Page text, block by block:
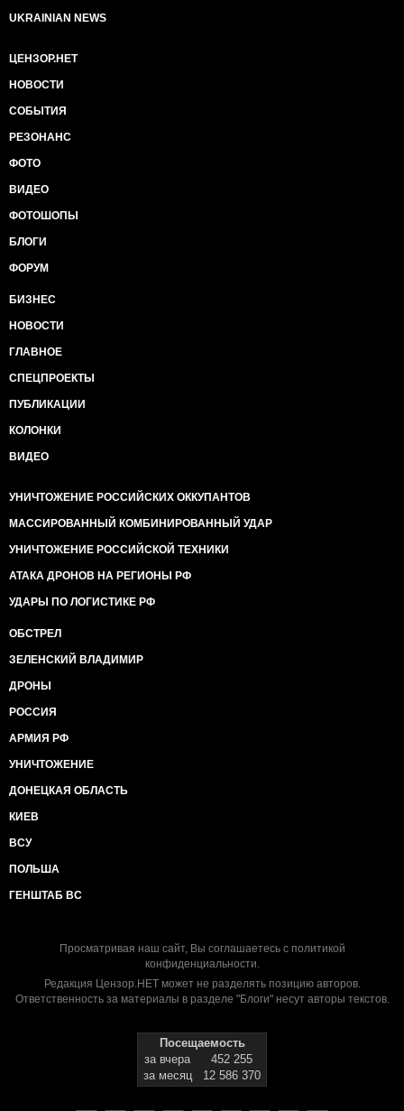
UKRAINIAN NEWS
ЦЕНЗОР.НЕТ
НОВОСТИ
СОБЫТИЯ
РЕЗОНАНС
ФОТО
ВИДЕО
ФОТОШОПЫ
БЛОГИ
ФОРУМ
БИЗНЕС
НОВОСТИ
ГЛАВНОЕ
СПЕЦПРОЕКТЫ
ПУБЛИКАЦИИ
КОЛОНКИ
ВИДЕО
УНИЧТОЖЕНИЕ РОССИЙСКИХ ОККУПАНТОВ
МАССИРОВАННЫЙ КОМБИНИРОВАННЫЙ УДАР
УНИЧТОЖЕНИЕ РОССИЙСКОЙ ТЕХНИКИ
АТАКА ДРОНОВ НА РЕГИОНЫ РФ
УДАРЫ ПО ЛОГИСТИКЕ РФ
ОБСТРЕЛ
ЗЕЛЕНСКИЙ ВЛАДИМИР
ДРОНЫ
РОССИЯ
АРМИЯ РФ
УНИЧТОЖЕНИЕ
ДОНЕЦКАЯ ОБЛАСТЬ
КИЕВ
ВСУ
ПОЛЬША
ГЕНШТАБ ВС
Просматривая наш сайт, Вы соглашаетесь с политикой
конфиденциальности.
Редакция Цензор.НЕТ может не разделять позицию авторов.
Ответственность за материалы в разделе "Блоги" несут авторы текстов.
Посещаемость
за вчера
452 255
за месяц
12 586 370